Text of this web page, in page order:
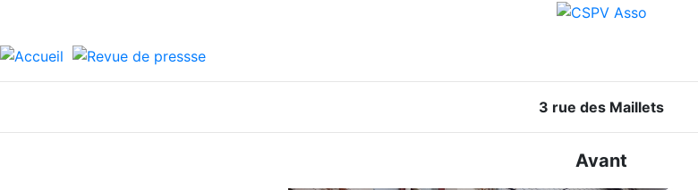
3 rue des Maillets
Avant